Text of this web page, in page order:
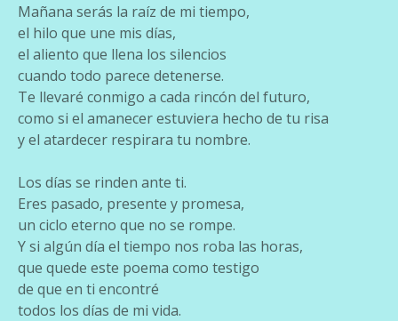
Mañana serás la raíz de mi tiempo,
el hilo que une mis días,
el aliento que llena los silencios
cuando todo parece detenerse.
Te llevaré conmigo a cada rincón del futuro,
como si el amanecer estuviera hecho de tu risa
y el atardecer respirara tu nombre.
Los días se rinden ante ti.
Eres pasado, presente y promesa,
un ciclo eterno que no se rompe.
Y si algún día el tiempo nos roba las horas,
que quede este poema como testigo
de que en ti encontré
todos los días de mi vida.